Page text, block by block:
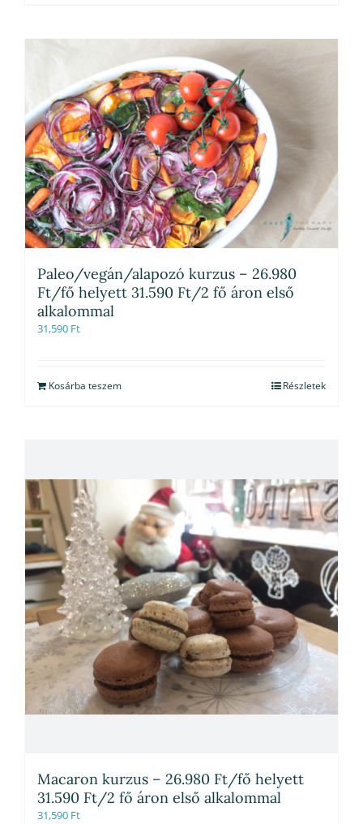
Paleo/vegán/alapozó kurzus – 26.980
Ft/fő helyett 31.590 Ft/2 fő áron első
alkalommal
31,590 Ft
Kosárba teszem Részletek
Macaron kurzus – 26.980 Ft/fő helyett
31.590 Ft/2 fő áron első alkalommal
31,590 Ft